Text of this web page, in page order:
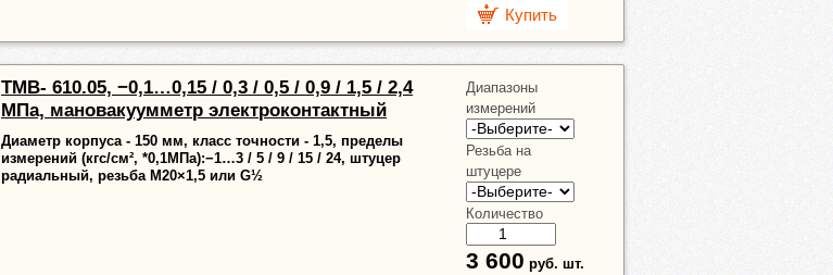
Купить
ТМВ- 610.05, −0,1…0,15 / 0,3 / 0,5 / 0,9 / 1,5 / 2,4
МПа, мановакуумметр электроконтактный
Диаметр корпуса - 150 мм, класс точности - 1,5, пределы
измерений (кгс/см², *0,1МПа):−1…3 / 5 / 9 / 15 / 24, штуцер
радиальный, резьба М20×1,5 или G½
Диапазоны
измерений
Резьба на
штуцере
Количество
3 600 руб. шт.